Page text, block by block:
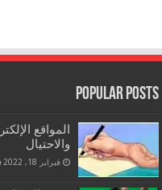
Popular Posts
المواقع
والاحتيال
فبراير 18, 2022